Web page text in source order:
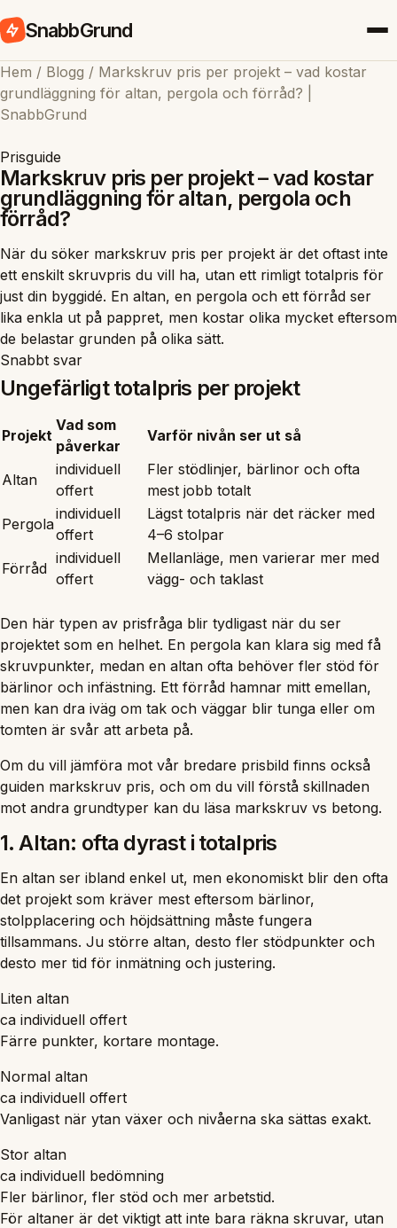
SnabbGrund
Hem / Blogg / Markskruv pris per projekt – vad kostar
grundläggning för altan, pergola och förråd? |
SnabbGrund
Prisguide
Markskruv pris per projekt – vad kostar
grundläggning för altan, pergola och
förråd?
När du söker markskruv pris per projekt är det oftast inte
ett enskilt skruvpris du vill ha, utan ett rimligt totalpris för
just din byggidé. En altan, en pergola och ett förråd ser
lika enkla ut på pappret, men kostar olika mycket eftersom
de belastar grunden på olika sätt.
Snabbt svar
Ungefärligt totalpris per projekt
Projekt
Vad som
påverkar
Varför nivån ser ut så
Altan
individuell
offert
Fler stödlinjer, bärlinor och ofta
mest jobb totalt
Pergola
individuell
offert
Lägst totalpris när det räcker med
4–6 stolpar
Förråd
individuell
offert
Mellanläge, men varierar mer med
vägg- och taklast
Den här typen av prisfråga blir tydligast när du ser
projektet som en helhet. En pergola kan klara sig med få
skruvpunkter, medan en altan ofta behöver fler stöd för
bärlinor och infästning. Ett förråd hamnar mitt emellan,
men kan dra iväg om tak och väggar blir tunga eller om
tomten är svår att arbeta på.
Om du vill jämföra mot vår bredare prisbild finns också
guiden markskruv pris, och om du vill förstå skillnaden
mot andra grundtyper kan du läsa markskruv vs betong.
1. Altan: ofta dyrast i totalpris
En altan ser ibland enkel ut, men ekonomiskt blir den ofta
det projekt som kräver mest eftersom bärlinor,
stolpplacering och höjdsättning måste fungera
tillsammans. Ju större altan, desto fler stödpunkter och
desto mer tid för inmätning och justering.
Liten altan
ca individuell offert
Färre punkter, kortare montage.
Normal altan
ca individuell offert
Vanligast när ytan växer och nivåerna ska sättas exakt.
Stor altan
ca individuell bedömning
Fler bärlinor, fler stöd och mer arbetstid.
För altaner är det viktigt att inte bara räkna skruvar, utan